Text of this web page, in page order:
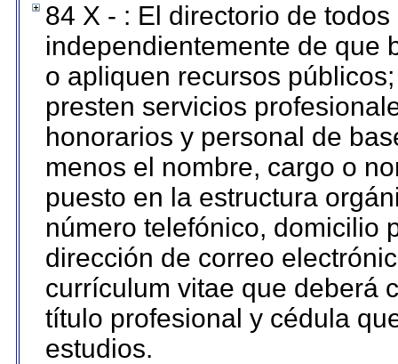
84 X - : El directorio de
independientemente de que
o apliquen recursos
presten servicios
honorarios y personal de
menos el nombre, cargo o
puesto en la estructura
número telefónico, domicilio
dirección de correo
currículum vitae que deberá
título profesional y cédula
estudios.